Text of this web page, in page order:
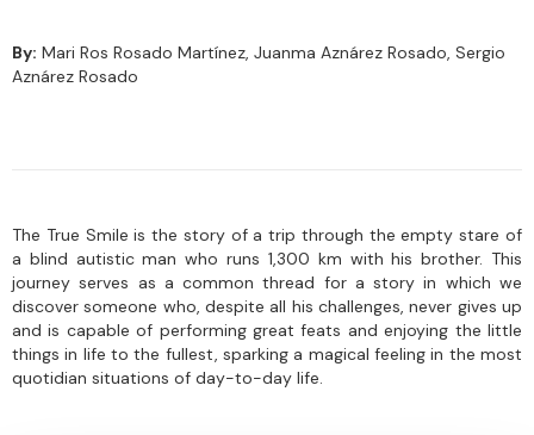
By: Mari Ros Rosado Martínez, Juanma Aznárez Rosado, Sergio
Aznárez Rosado
The True Smile is the story of a trip through the empty stare of
a blind autistic man who runs 1,300 km with his brother. This
journey serves as a common thread for a story in which we
discover someone who, despite all his challenges, never gives up
and is capable of performing great feats and enjoying the little
things in life to the fullest, sparking a magical feeling in the most
quotidian situations of day-to-day life.